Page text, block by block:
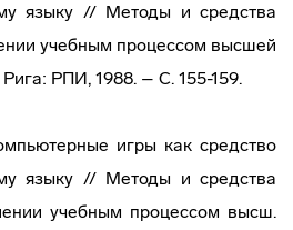
языку // Методы и средства
учебным процессом высшей
РПИ, 1988. – С. 155-159.
игры как средство
языку // Методы и средства
учебным процессом высш.